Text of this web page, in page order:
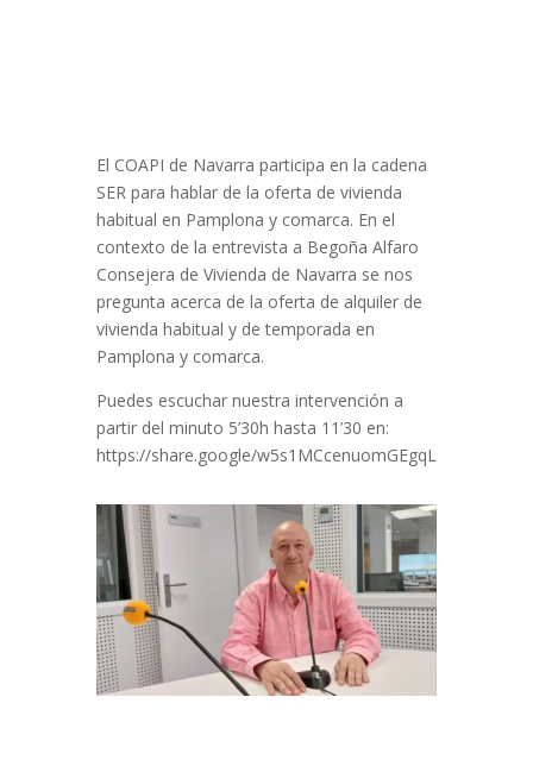
El COAPI de Navarra participa en la cadena
SER para hablar de la oferta de vivienda
habitual en Pamplona y comarca. En el
contexto de la entrevista a Begoña Alfaro
Consejera de Vivienda de Navarra se nos
pregunta acerca de la oferta de alquiler de
vivienda habitual y de temporada en
Pamplona y comarca.
Puedes escuchar nuestra intervención a
partir del minuto 5’30h hasta 11’30 en:
https://share.google/w5s1MCcenuomGEgqL